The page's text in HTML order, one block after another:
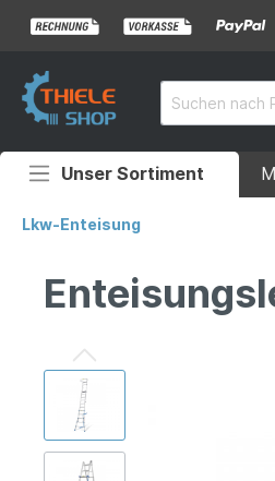
Unser Sortiment
Auffahrrampen
Rollstuhlrampen
Absperrtechnik
Lkw-Enteisung